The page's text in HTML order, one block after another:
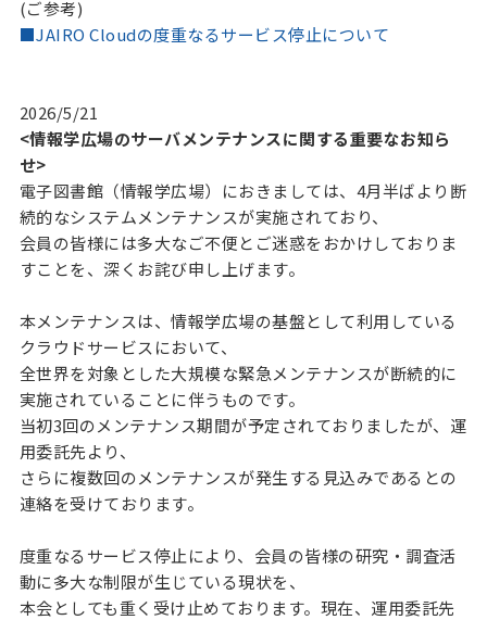
(ご参考)
■JAIRO Cloudの度重なるサービス停止について
2026/5/21
<情報学広場のサーバメンテナンスに関する重要なお知ら
せ>
電子図書館（情報学広場）におきましては、4月半ばより断
続的なシステムメンテナンスが実施されており、
会員の皆様には多大なご不便とご迷惑をおかけしておりま
すことを、深くお詫び申し上げます。
本メンテナンスは、情報学広場の基盤として利用している
クラウドサービスにおいて、
全世界を対象とした大規模な緊急メンテナンスが断続的に
実施されていることに伴うものです。
当初3回のメンテナンス期間が予定されておりましたが、運
用委託先より、
さらに複数回のメンテナンスが発生する見込みであるとの
連絡を受けております。
度重なるサービス停止により、会員の皆様の研究・調査活
動に多大な制限が生じている現状を、
本会としても重く受け止めております。現在、運用委託先